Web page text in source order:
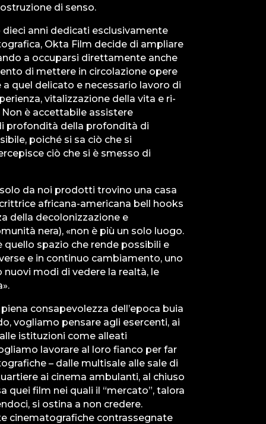
di senso.
anni dedicati esclusivamente
Okta Film decide di ampliare
a occuparsi direttamente anche
di mettere in circolazione opere
quel delicato e necessario lavoro di
vitalizzazione della vita e ri-
è accettabile assistere
profondità della profondità di
poiché si sa ciò che si
ciò che si è smesso di
da noi prodotti trovino una casa
africana-americana bell hooks
della decolonizzazione e
nera), «non è più un solo luogo.
quello spazio che rende possibili e
e in continuo cambiamento, uno
nuovi modi di vedere la realtà, le
consapevolezza dell’epoca buia
vogliamo pensare agli esercenti, ai
istituzioni come alleati
lavorare al loro fianco per far
– dalle multisale alle sale di
ai cinema ambulanti, al chiuso
quei film nei quali il “mercato”, talora
si ostina a non credere.
cinematografiche contrassegnate